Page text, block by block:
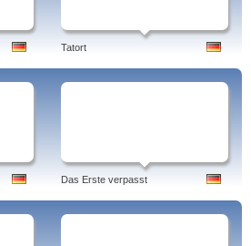
Tatort
Das Erste verpasst